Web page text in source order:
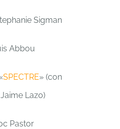
Sigman
Abbou
SPECTRE» (con
Lazo)
Pastor